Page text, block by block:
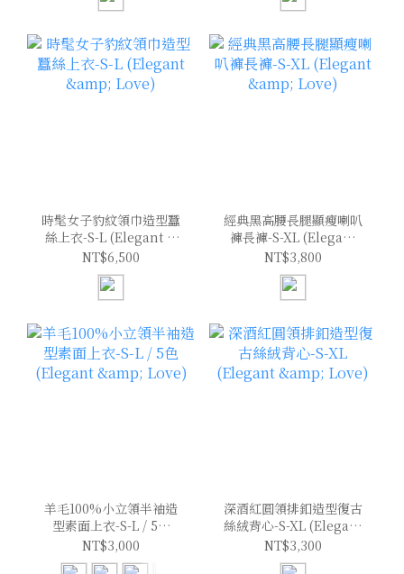
時髦女子豹紋領巾造型蠶
絲上衣-S-L (Elegant &
Love)
NT$6,500
經典黑高腰長腿顯瘦喇叭
褲長褲-S-XL (Elegant
& Love)
NT$3,800
羊毛100%小立領半袖造
型素面上衣-S-L / 5色
(Elegant & Love)
NT$3,000
深酒紅圓領排釦造型復古
絲絨背心-S-XL (Elegant
& Love)
NT$3,300